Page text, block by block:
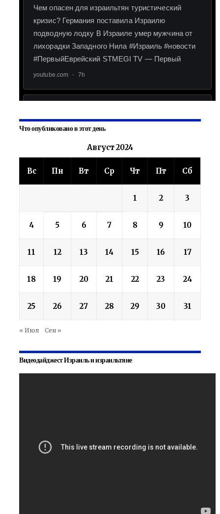
Что опубликовано в этот день
Август 2024
Вс Пн Вт Ср Чт Пт Сб
1 2 3
4 5 6 7 8 9 10
11 12 13 14 15 16 17
18 19 20 21 22 23 24
25 26 27 28 29 30 31
« Июл Сен »
Видеодайджест Израиль и израильтяне